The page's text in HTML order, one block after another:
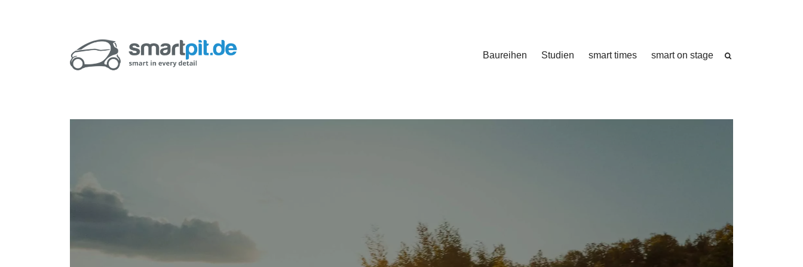
Baureihen Studien smart times smart on stage